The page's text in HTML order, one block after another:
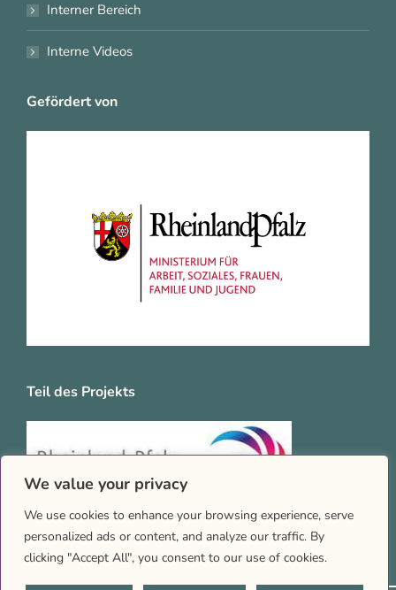
We value your privacy
We use cookies to enhance your browsing experience, serve
personalized ads or content, and analyze our traffic. By
clicking "Accept All", you consent to our use of cookies.
Interner Bereich
Interne Videos
Gefördert von
Teil des Projekts